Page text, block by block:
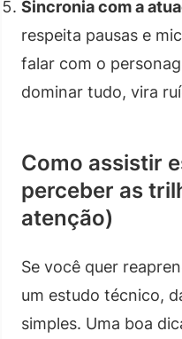
Sincronia com a
respeita pausas e
falar com o
dominar tudo, vira
Como assistir
perceber as
atenção)
Se você quer
um estudo técnico,
simples. Uma boa